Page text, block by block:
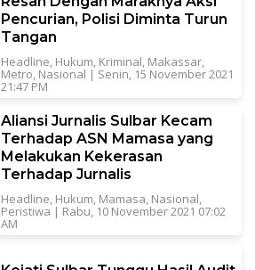
Pencurian, Polisi Diminta Turun
Tangan
Headline, Hukum, Kriminal, Makassar,
Metro, Nasional | Senin, 15 November 2021
21:47 PM
Aliansi Jurnalis Sulbar Kecam
Terhadap ASN Mamasa yang
Melakukan Kekerasan
Terhadap Jurnalis
Headline, Hukum, Mamasa, Nasional,
Peristiwa | Rabu, 10 November 2021 07:02
AM